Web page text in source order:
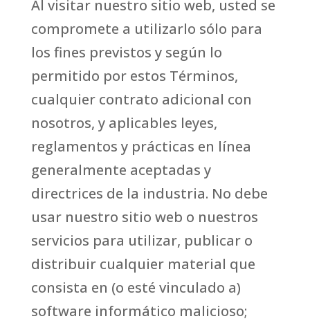
Al visitar nuestro sitio web, usted se
compromete a utilizarlo sólo para
los fines previstos y según lo
permitido por estos Términos,
cualquier contrato adicional con
nosotros, y aplicables leyes,
reglamentos y prácticas en línea
generalmente aceptadas y
directrices de la industria. No debe
usar nuestro sitio web o nuestros
servicios para utilizar, publicar o
distribuir cualquier material que
consista en (o esté vinculado a)
software informático malicioso;